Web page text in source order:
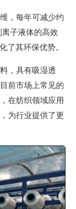
，每年可减少约
子液体的高效
了其环保优势。
，具有吸湿透
前市场上常见的
在纺织领域应用
为行业提供了更